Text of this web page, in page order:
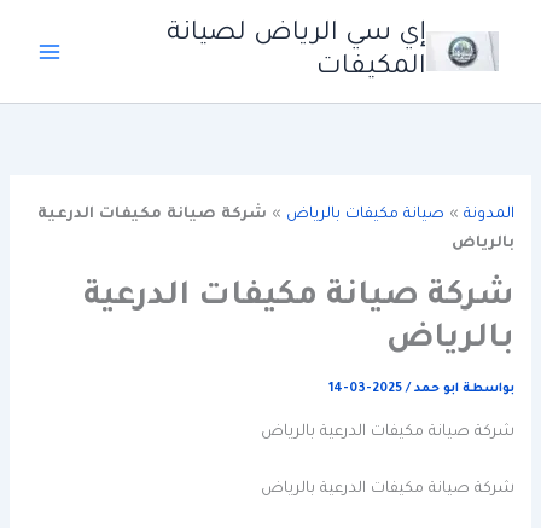
المحتوى
إي سي الرياض لصيانة
المكيفات
المدونة » صيانة مكيفات بالرياض » شركة صيانة مكيفات الدرعية
بالرياض
شركة صيانة مكيفات الدرعية
بالرياض
بواسطة ابو حمد/
2025-03-14
شركة صيانة مكيفات الدرعية بالرياض
شركة صيانة مكيفات الدرعية بالرياض